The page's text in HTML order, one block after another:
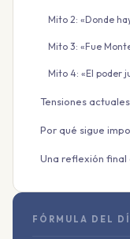
Mito 2: «Donde
Mito 3: «Fue
Mito 4: «El poder
Tensiones
Por qué sigue
Una reflexión
FÓRMULA DEL